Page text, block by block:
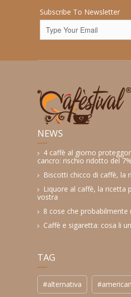
Subscribe To Newsletter
NEWS
4 caffè al giorno
cancro: rischio ridotto del 7%
Biscotti chicco di caffè, la
Liquore al caffè, la ricetta
vostra
8 cose che probabilmente
Caffè e sigaretta: cosa li
TAG
#alternativa